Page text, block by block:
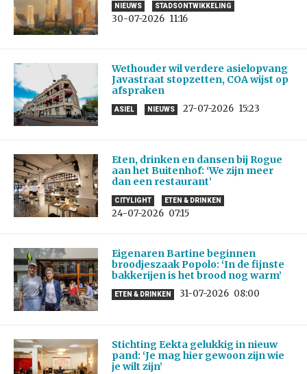
NIEUWS STADSONTWIKKELING
30-07-2026 11:16
Wethouder wil verdere asielopvang
Javastraat stopzetten, COA wijst op
afspraken
ASIEL NIEUWS 27-07-2026 15:23
Eten, drinken en dansen bij Rogue
aan het Buitenhof: ‘We zijn meer
dan een restaurant’
CITYLIGHT ETEN & DRINKEN
24-07-2026 07:15
Eigenaren Bartine beginnen
broodjeszaak Popolo: ‘In de fijnste
bakkerijen is het brood nog warm’
ETEN & DRINKEN 31-07-2026 08:00
Stichting Eekta gelukkig in nieuw
pand: ‘Je mag hier gewoon zijn wie
je wilt zijn’